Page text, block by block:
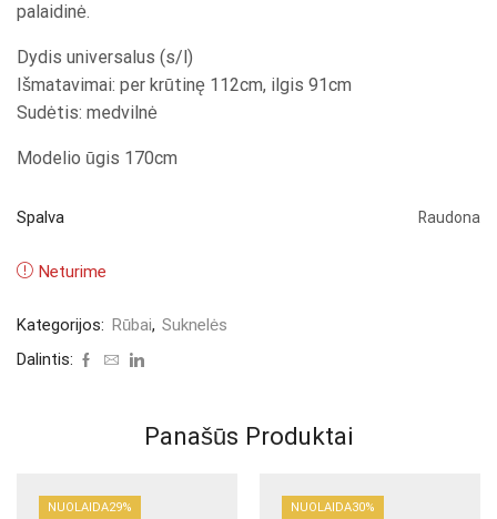
palaidinė.
Dydis universalus (s/l)
Išmatavimai: per krūtinę 112cm, ilgis 91cm
Sudėtis: medvilnė
Modelio ūgis 170cm
Spalva Raudona
Neturime
Kategorijos: Rūbai, Suknelės
Dalintis:
Panašūs Produktai
NUOLAIDA29% NUOLAIDA30%